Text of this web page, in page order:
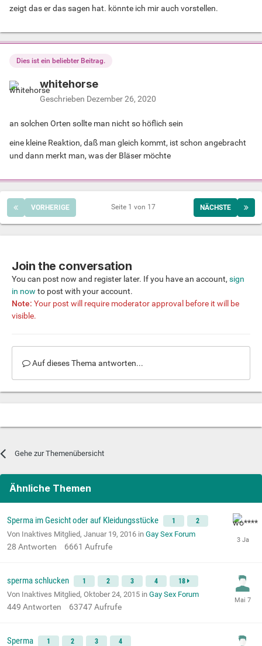
zeigt das er das sagen hat. könnte ich mir auch vorstellen.
Dies ist ein beliebter Beitrag.
whitehorse
Geschrieben Dezember 26, 2020
an solchen Orten sollte man nicht so höflich sein
eine kleine Reaktion, daß man gleich kommt, ist schon angebracht
und dann merkt man, was der Bläser möchte
VORHERIGE NÄCHSTE
Seite 1 von 17
Join the conversation
You can post now and register later. If you have an account, sign
in now to post with your account.
Note: Your post will require moderator approval before it will be
visible.
Auf dieses Thema antworten...
Gehe zur Themenübersicht
Ähnliche Themen
Sperma im Gesicht oder auf Kleidungsstücke 1 2
Von Inaktives Mitglied, Januar 19, 2016 in Gay Sex Forum
28 Antworten 6661 Aufrufe
sperma schlucken 1 2 3 4 18
Von Inaktives Mitglied, Oktober 24, 2015 in Gay Sex Forum
449 Antworten 63747Aufrufe
Sperma 1 2 3 4